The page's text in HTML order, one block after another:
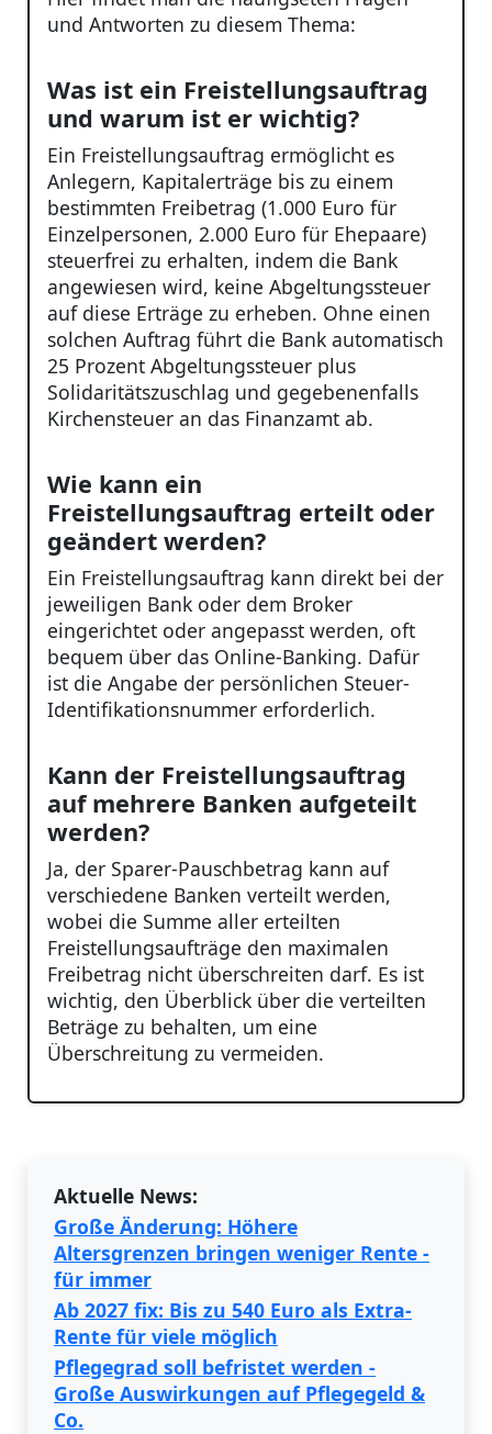
und Antworten zu diesem Thema:
Was ist ein Freistellungsauftrag
und warum ist er wichtig?
Ein Freistellungsauftrag ermöglicht es
Anlegern, Kapitalerträge bis zu einem
bestimmten Freibetrag (1.000 Euro für
Einzelpersonen, 2.000 Euro für Ehepaare)
steuerfrei zu erhalten, indem die Bank
angewiesen wird, keine Abgeltungssteuer
auf diese Erträge zu erheben. Ohne einen
solchen Auftrag führt die Bank automatisch
25 Prozent Abgeltungssteuer plus
Solidaritätszuschlag und gegebenenfalls
Kirchensteuer an das Finanzamt ab.
Wie kann ein
Freistellungsauftrag erteilt oder
geändert werden?
Ein Freistellungsauftrag kann direkt bei der
jeweiligen Bank oder dem Broker
eingerichtet oder angepasst werden, oft
bequem über das Online-Banking. Dafür
ist die Angabe der persönlichen Steuer-
Identifikationsnummer erforderlich.
Kann der Freistellungsauftrag
auf mehrere Banken aufgeteilt
werden?
Ja, der Sparer-Pauschbetrag kann auf
verschiedene Banken verteilt werden,
wobei die Summe aller erteilten
Freistellungsaufträge den maximalen
Freibetrag nicht überschreiten darf. Es ist
wichtig, den Überblick über die verteilten
Beträge zu behalten, um eine
Überschreitung zu vermeiden.
Aktuelle News:
Große Änderung: Höhere
Altersgrenzen bringen weniger Rente -
für immer
Ab 2027 fix: Bis zu 540 Euro als Extra-
Rente für viele möglich
Pflegegrad soll befristet werden -
Große Auswirkungen auf Pflegegeld &
Co.